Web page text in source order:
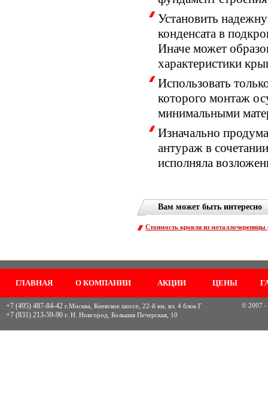
Установить
конденсата в
Иначе может
характеристики
Использовать
которого монтаж
минимальными
Изначально
антураж в
исполняла
Вам может быть интересно
Стоимость кровли из металлочерепицы
ГЛАВНАЯ О КОМПАНИИ АКЦИИ ЦЕНЫ
+7 (495) 487-84-42 г.Москва, Киевское шоссе, 22-й км, вл. 4 блок Г
+7 (831) 213-59-90 г. Н. Новгород, Большая Печерская, 10
© 2007